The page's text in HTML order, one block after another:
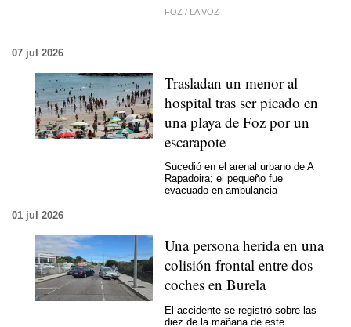
FOZ / LA VOZ
07 jul 2026
Trasladan un menor al
hospital tras ser picado en
una playa de Foz por un
escarapote
Sucedió en el arenal urbano de A
Rapadoira; el pequeño fue
evacuado en ambulancia
01 jul 2026
Una persona herida en una
colisión frontal entre dos
coches en Burela
El accidente se registró sobre las
diez de la mañana de este